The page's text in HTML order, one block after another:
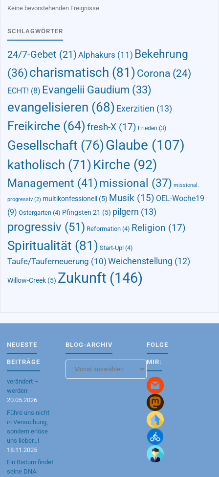
Keine bevorstehenden Ereignisse
SCHLAGWÖRTER
24/7-Gebet (21) Alphakurs (11) Bekehrung
(36)charismatisch (81) Corona (24)
ECHT! (8) Evangelii Gaudium (33)
evangelisieren (68) Exerzitien (13)
Freikirche (64) fresh-X (17) Frieden (3)
Gesellschaft (76)Glaube (107)
katholisch (71) Kirche (92)
Management (41)missional (37) missional.
progressiv (2) multikonfessionell (5) Musik (15) OEL-Woche19
(9) Ostergarten (4) Pfingsten 21 (5) pilgern (13)
progressiv (51) Reformation (4) Religion (17)
Spiritualität (81) Start-Up! (4)
Taufe/Tauferneuerung (10) Weichenstellung (12)
Willow-Creek (5) Zukunft (146)
NEUESTE
BEITRÄGE
verändert –
werden
20.05.2026
Führe uns nicht
in Versuchung,
sondern erlöse
uns lieber…!
18.11.2025
Ein Bistum findet
seine DNA:
BLOG-ARCHIV
Archiv
FOLGE
MIR: